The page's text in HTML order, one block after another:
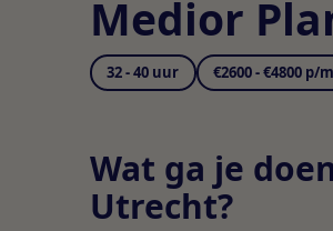
Medior
32 - 40 uur €2600 - €4800 p/m
Wat ga je
Utrecht?